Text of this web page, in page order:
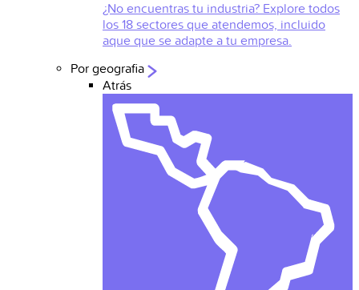
¿No encuentras tu industria? Explore todos
los 18 sectores que atendemos, incluido
aque que se adapte a tu empresa.
Por geografia
Atrás